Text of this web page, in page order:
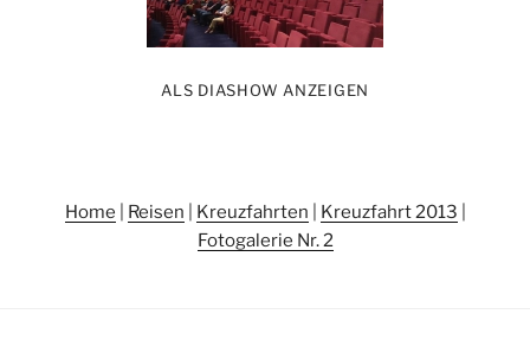
ALS DIASHOW ANZEIGEN
Home Reisen Kreuzfahrten Kreuzfahrt 2013
Fotogalerie Nr. 2